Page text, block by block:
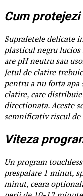
Cum
Suprafetele delicate
plasticul negru lucios
are pH neutru sau
Jetul de clatire
pentru a nu forta apa
clatire, care
directionata. Aceste
semnificativ riscul de
Viteza
Un program
prespalare 1 minut,
minut, ceara